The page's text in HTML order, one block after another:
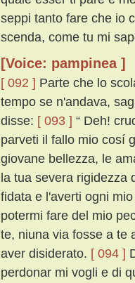
seppi tanto fare che io
scenda, come tu mi
[Voice: pampinea ]
[ 092 ] Parte che lo
tempo se n'andava,
disse: [ 093 ] “ Deh!
parveti il fallo mio cosí
giovane bellezza, le
la tua severa rigidezza
fidata e l'averti ogni
potermi fare del mio
te, niuna via fosse a te
aver disiderato. [ 094 ]
perdonar mi vogli e di